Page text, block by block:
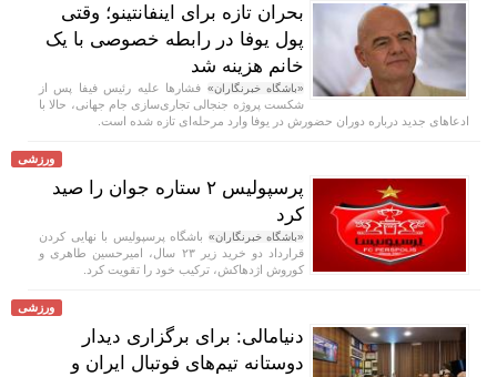
بحران تازه برای اینفانتینو؛ وقتی
پول یوفا در رابطه خصوصی با یک
خانم هزینه شد
«باشگاه خبرنگاران» فشار‌ها علیه رئیس فیفا پس از
شکست پروژه جنجالی تجاری‌سازی جام جهانی، حالا با
ادعا‌های جدید درباره دوران حضورش در یوفا وارد مرحله‌ای تازه شده است.
ورزشی
پرسپولیس ۲ ستاره جوان را صید
کرد
«باشگاه خبرنگاران» باشگاه پرسپولیس با نهایی کردن
قرارداد دو خرید زیر ۲۳ سال، امیرحسین طاهری و
کوروش اژدهاکش، ترکیب خود را تقویت کرد.
ورزشی
دنیامالی: برای برگزاری دیدار
دوستانه تیم‌های فوتبال ایران و